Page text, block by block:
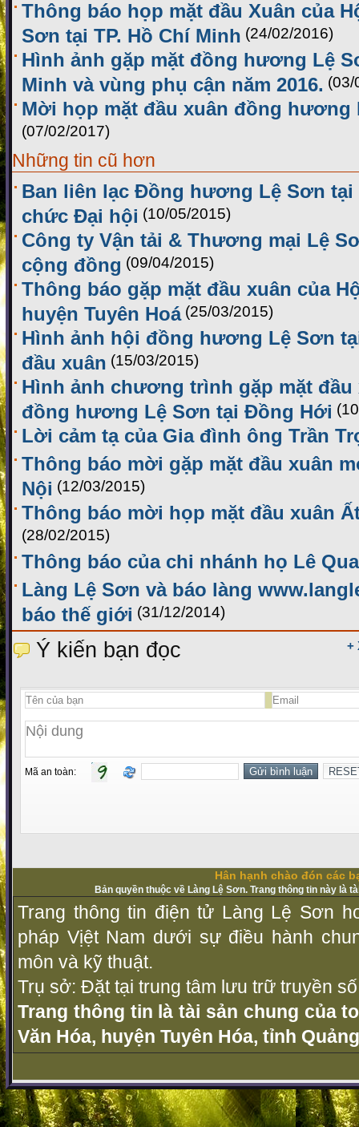
Thông báo họp mặt đầu Xuân của
Sơn tại TP. Hồ Chí Minh (24/02/2016)
Hình ảnh gặp mặt đồng hương Lệ
Minh và vùng phụ cận năm 2016. (03/
Mời họp mặt đầu xuân đồng hương
(07/02/2017)
Những tin cũ hơn
Ban liên lạc Đồng hương Lệ Sơn
chức Đại hội (10/05/2015)
Công ty Vận tải & Thương mại Lệ
cộng đồng (09/04/2015)
Thông báo gặp mặt đầu xuân của
huyện Tuyên Hoá (25/03/2015)
Hình ảnh hội đồng hương Lệ Sơn
đầu xuân (15/03/2015)
Hình ảnh chương trình gặp mặt đầu
đồng hương Lệ Sơn tại Đồng Hới
Lời cảm tạ của Gia đình ông Trần
Thông báo mời gặp mặt đầu xuân
Nội (12/03/2015)
Thông báo mời họp mặt đầu xuân
(28/02/2015)
Thông báo của chi nhánh họ Lê
Làng Lệ Sơn và báo làng
báo thế giới (31/12/2014)
+
Ý kiến bạn đọc
Mã an toàn:
Hân hạnh chào đón các
Bản quyền thuộc về Làng Lệ Sơn. Trang thông tin này là
Trang thông tin điện tử Làng Lệ Sơn
pháp Vịệt Nam dưới sự điều hành
môn và kỹ thuật.
Trụ sở: Đặt tại trung tâm lưu trữ truyền
Trang thông tin là tài sản chung của
Văn Hóa, huyện Tuyên Hóa, tỉnh